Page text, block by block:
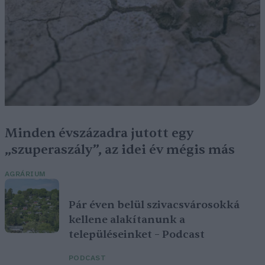
Minden évszázadra jutott egy
„szuperaszály”, az idei év mégis más
AGRÁRIUM
Pár éven belül szivacsvárosokká
kellene alakítanunk a
településeinket – Podcast
PODCAST